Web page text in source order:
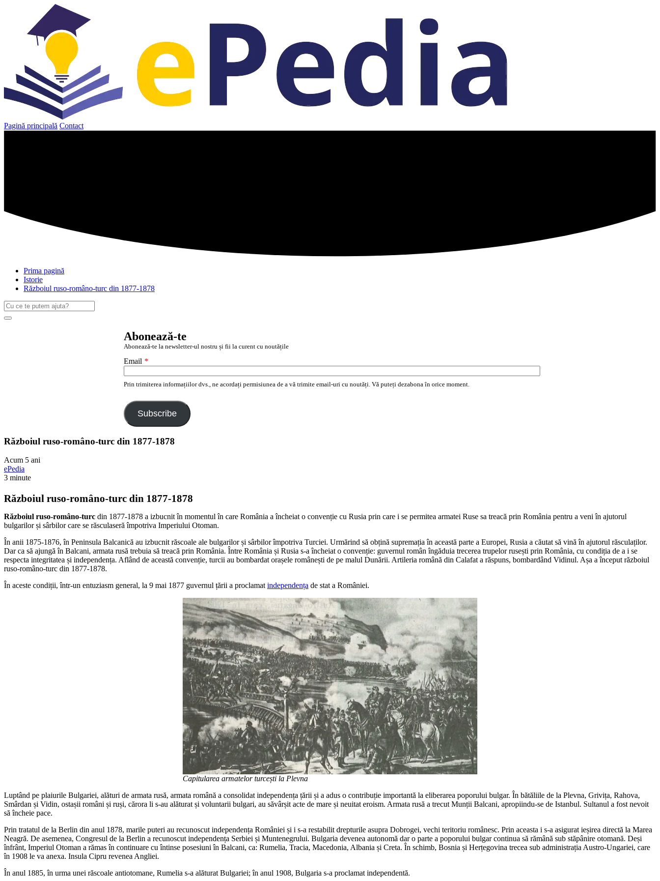
Pagină principală Contact
Prima pagină
Istorie
Războiul ruso-româno-turc din 1877-1878
Caută
după:
Search
Abonează-te
Abonează-te la newsletter-ul nostru și fii la curent cu noutățile
Email *
Prin trimiterea informațiilor dvs., ne acordați permisiunea de a vă trimite email-uri cu noutăți. Vă puteți dezabona în orice moment.
Subscribe
Războiul ruso-româno-turc din 1877-1878
Acum 5 ani
ePedia
3 minute
Războiul ruso-româno-turc din 1877-1878
Războiul ruso-româno-turc din 1877-1878 a izbucnit în momentul în care România a încheiat o convenție cu Rusia prin care i se permitea armatei Ruse sa treacă prin România pentru a veni în ajutorul
bulgarilor și sârbilor care se răsculaseră împotriva Imperiului Otoman.
În anii 1875-1876, în Peninsula Balcanică au izbucnit răscoale ale bulgarilor și sârbilor împotriva Turciei. Urmărind să obțină supremația în această parte a Europei, Rusia a căutat să vină în ajutorul răsculaților.
Dar ca să ajungă în Balcani, armata rusă trebuia să treacă prin România. Între România și Rusia s-a încheiat o convenție: guvernul român îngăduia trecerea trupelor rusești prin România, cu condiția de a i se
respecta integritatea și independența. Aflând de această convenție, turcii au bombardat orașele românești de pe malul Dunării. Artileria română din Calafat a răspuns, bombardând Vidinul. Așa a început războiul
ruso-româno-turc din 1877-1878.
În aceste condiții, într-un entuziasm general, la 9 mai 1877 guvernul țării a proclamat independența de stat a României.
Capitularea armatelor turcești la Plevna
Luptând pe plaiurile Bulgariei, alături de armata rusă, armata română a consolidat independența țării și a adus o contribuție importantă la eliberarea poporului bulgar. În bătăliile de la Plevna, Grivița, Rahova,
Smârdan și Vidin, ostașii români și ruși, cărora li s-au alăturat și voluntarii bulgari, au săvârșit acte de mare și neuitat eroism. Armata rusă a trecut Munții Balcani, apropiindu-se de Istanbul. Sultanul a fost nevoit
să încheie pace.
Prin tratatul de la Berlin din anul 1878, marile puteri au recunoscut independența României și i s-a restabilit drepturile asupra Dobrogei, vechi teritoriu românesc. Prin aceasta i s-a asigurat ieșirea directă la Marea
Neagră. De asemenea, Congresul de la Berlin a recunoscut independența Serbiei și Muntenegrului. Bulgaria devenea autonomă dar o parte a poporului bulgar continua să rămână sub stăpânire otomană. Deși
înfrânt, Imperiul Otoman a rămas în continuare cu întinse posesiuni în Balcani, ca: Rumelia, Tracia, Macedonia, Albania și Creta. În schimb, Bosnia și Herțegovina trecea sub administrația Austro-Ungariei, care
în 1908 le va anexa. Insula Cipru revenea Angliei.
În anul 1885, în urma unei răscoale antiotomane, Rumelia s-a alăturat Bulgariei; în anul 1908, Bulgaria s-a proclamat independentă.